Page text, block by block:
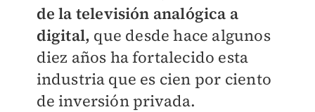
de la televisión analógica a
digital, que desde hace algunos
diez años ha fortalecido esta
industria que es cien por ciento
de inversión privada.